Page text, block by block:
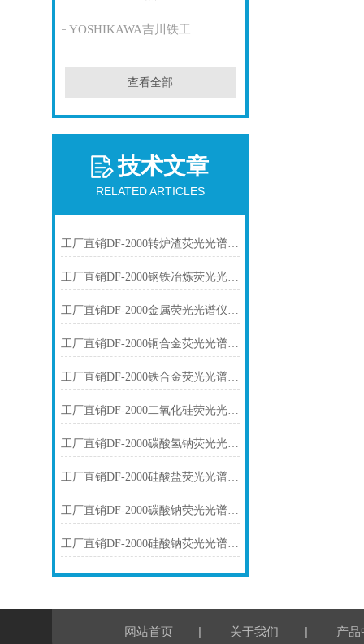
YOSHIKAWA吉川铁工
查看全部
技术文章
RELATED ARTICLES
工厂直销DF-2000转炉渣荧光光谱仪技术参数
工厂直销DF-2000钢铁冶炼荧光光谱仪技术参数
工厂直销DF-2000金属荧光光谱仪技术参数
工厂直销DF-2000铜合金荧光光谱仪技术参数
工厂直销DF-2000铁合金荧光光谱仪技术参数
工厂直销DF-2000二氧化硅荧光光谱仪技术参数
工厂直销DF-2000碳酸氢钠荧光光谱仪技术参数
工厂直销DF-2000硅酸盐荧光光谱仪技术参数
工厂直销DF-2000碳酸钠荧光光谱仪技术参数
工厂直销DF-2000硅酸钠荧光光谱仪技术参数
网站首页 | 关于我们 | 产品